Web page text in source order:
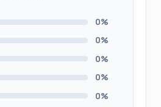
0%
0%
0%
0%
0%